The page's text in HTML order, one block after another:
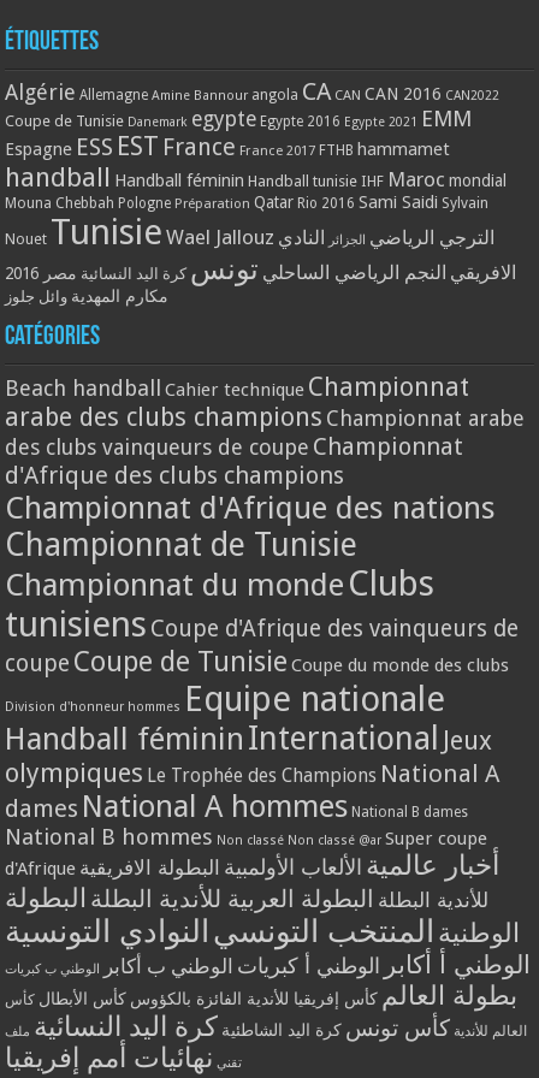
Étiquettes
Algérie Allemagne Amine Bannour angola CA CAN CAN 2016 CAN2022
Coupe de Tunisie Danemark egypte Egypte 2016 Egypte 2021 EMM
Espagne ESS EST France France 2017 FTHB hammamet
handball Handball féminin Handball tunisie IHF Maroc mondial
Mouna Chebbah Pologne Préparation Qatar Rio 2016 Sami Saidi Sylvain
Nouet Tunisie Wael Jallouz الترجي الرياضي الجزائر النادي
الافريقي النجم الرياضي الساحلي تونس كرة اليد النسائية مصر 2016
مكارم المهدية وائل جلوز
Catégories
Beach handball Cahier technique Championnat
arabe des clubs champions Championnat arabe
des clubs vainqueurs de coupe Championnat
d'Afrique des clubs champions
Championnat d'Afrique des nations
Championnat de Tunisie
Championnat du monde Clubs
tunisiens Coupe d'Afrique des vainqueurs de
coupe Coupe de Tunisie Coupe du monde des clubs
Division d'honneur hommes Equipe nationale
Handball féminin International Jeux
olympiques Le Trophée des Champions National A
dames National A hommes National B dames
National B hommes Non classé Non classé @ar Super coupe
d'Afrique
أخبار عالمية الألعاب الأولمبية البطولة الافريقية
للأندية البطلة البطولة العربية للأندية البطلة البطولة
الوطنية المنتخب التونسي النوادي التونسية
الوطني أ أكابر الوطني أ كبريات الوطني ب أكابر الوطني ب كبريات
بطولة العالم كأس إفريقيا للأندية الفائزة بالكؤوس كأس الأبطال كأس
العالم للأندية كأس تونس كرة اليد الشاطئية كرة اليد النسائية ملف
تقني نهائيات أمم إفريقيا